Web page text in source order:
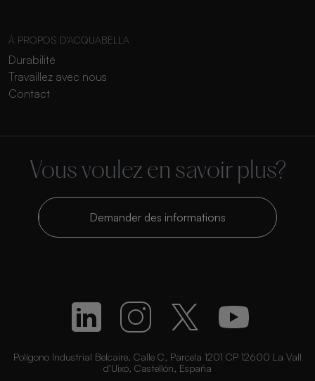
À PROPOS D'ACQUABELLA
Durabilité
Travaillez avec nous
Contact
Vous voulez en savoir plus?
Demander des informations
Polígono Industrial Belcaire. Calle C, Parcela 1201 CP 12600 La Vall
d’Uixó, Castellón, España